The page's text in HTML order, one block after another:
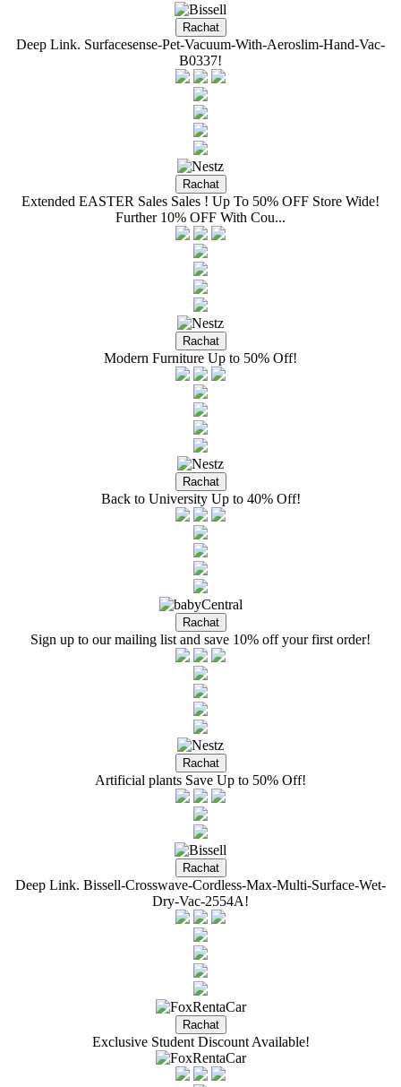
Deep Link. Surfacesense-Pet-Vacuum-With-Aeroslim-Hand-Vac-
B0337!
Extended EASTER Sales Sales ! Up To 50% OFF Store Wide!
Further 10% OFF With Cou...
Modern Furniture Up to 50% Off!
Back to University Up to 40% Off!
Sign up to our mailing list and save 10% off your first order!
Artificial plants Save Up to 50% Off!
Deep Link. Bissell-Crosswave-Cordless-Max-Multi-Surface-Wet-
Dry-Vac-2554A!
Exclusive Student Discount Available!